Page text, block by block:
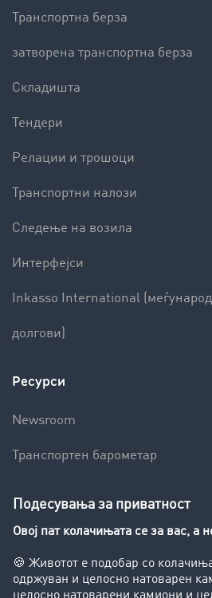
Транспортна берза
затворена транспортна берза
Складишта
Тендери
Релации и трошоци
Транспортни налози
Следење на возила
Интерфејси
Inkasso International
долгови)
Ресурси
Newsroom
Транспортен барометар
Увид во транспортната берза
Забрани за возење на камиони